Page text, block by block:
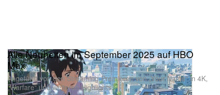
Alle Neuheiten im September 2025 auf HBO
Max
Angeführt von den Streaming-Premieren von „Your Name“ in 4K,
„Warfare“ und weiteren Highlights.